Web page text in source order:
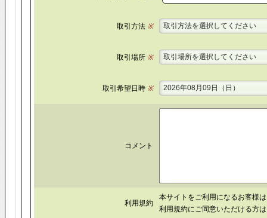
取引方法※ 取引方法を選択してください
取引場所※ 取引場所を選択してください
取引希望日時※ 2026年08月09日（日）
コメント
利用規約
本サイトをご利用になるお客様
利用規約にご同意いただける方